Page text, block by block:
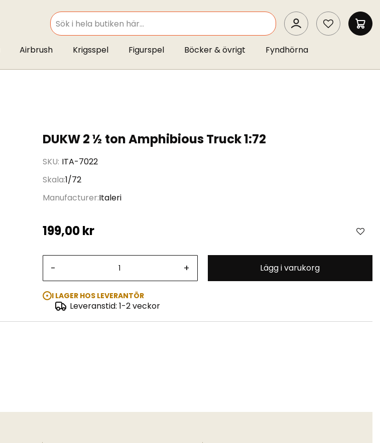
SEARCH
SEARCH
MIN
Airbrush Krigsspel Figurspel Böcker & övrigt Fyndhörna
DUKW 2 ½ ton Amphibious Truck 1:72
SKU ITA-7022
Skala1/72
Manufacturer Italeri
199,00 kr
- + Lägg i varukorg
I LAGER HOS LEVERANTÖR
Leveranstid: 1-2 veckor